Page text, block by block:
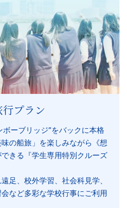
プラン
ボーブリッジ”をバックに本格
の船旅」を楽しみながら《想
きる『学生専用特別クルーズ
足、校外学習、社会科見学、
など多彩な学校行事にご利用